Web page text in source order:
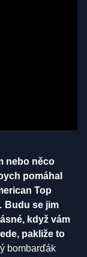
nebo něco
pomáhal
Top
Budu se jim
když vám
pakliže to
bombarďák